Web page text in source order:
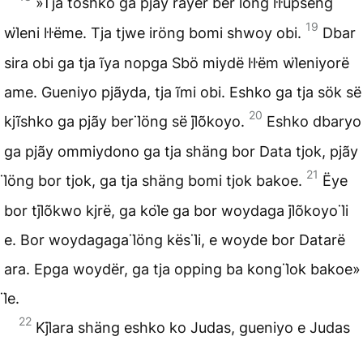
wl̈eni l̇l̇ëme. Tja tjwe iröng bomi shwoy obi. 19 Dbar
sira obi ga tja ĩya nopga Sbö miydë l̇l̇ëm wl̈eniyorë
ame. Gueniyo pjãyda, tja ĩmi obi. Eshko ga tja sök së
kjĩshko ga pjãy ber l̈öng së jl̈õkoyo. 20 Eshko dbaryo
ga pjãy ommiydono ga tja shäng bor Data tjok, pjãy
l̈öng bor tjok, ga tja shäng bomi tjok bakoe. 21 Ëye
bor tjl̈õkwo kjrë, ga kol̈e ga bor woydaga jl̈õkoyo l̈i
e. Bor woydagaga l̈öng kës l̈i, e woyde bor Datarë
ara. Epga woydër, ga tja opping ba kong l̈ok bakoe»
l̈e.
22 Kjl̈ara shäng eshko ko Judas, gueniyo e Judas